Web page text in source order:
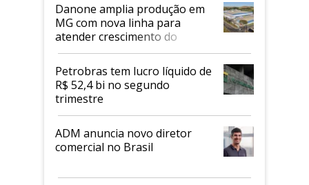
Danone amplia produção em
MG com nova linha para
atender crescimento do
mercado de alimentos
proteicos
Petrobras tem lucro líquido de
R$ 52,4 bi no segundo
trimestre
ADM anuncia novo diretor
comercial no Brasil